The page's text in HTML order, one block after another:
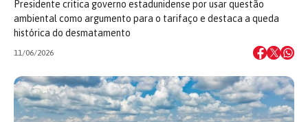
Presidente critica governo estadunidense por usar questão
ambiental como argumento para o tarifaço e destaca a queda
histórica do desmatamento
11/06/2026